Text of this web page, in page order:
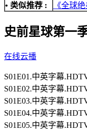
• 类似推荐 :
《全球
史前星球第一
在线云播
S01E01.中英字幕
S01E02.中英字幕
S01E03.中英字幕
S01E04.中英字幕
S01E05.中英字幕